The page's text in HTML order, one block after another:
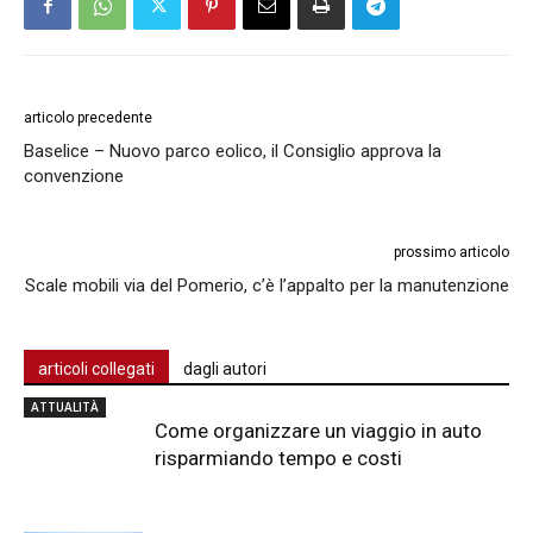
articolo precedente
Baselice – Nuovo parco eolico, il Consiglio approva la
convenzione
prossimo articolo
Scale mobili via del Pomerio, c’è l’appalto per la manutenzione
articoli collegati dagli autori
ATTUALITÀ
Come organizzare un viaggio in auto
risparmiando tempo e costi